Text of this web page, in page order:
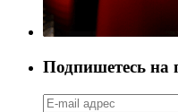
Подпишетесь на